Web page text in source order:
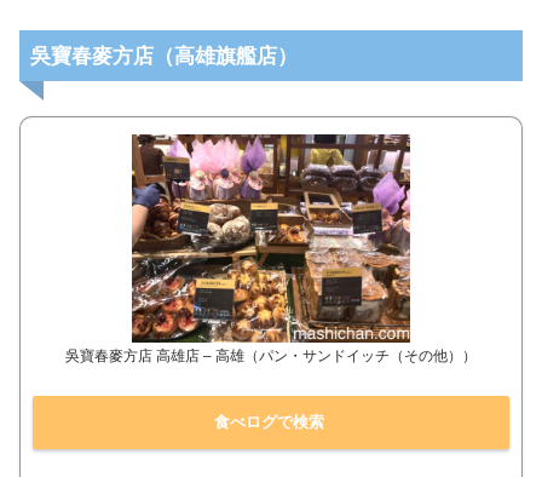
吳寶春麥方店（高雄旗艦店）
吳寶春麥方店 高雄店 – 高雄（パン・サンドイッチ（その他））
食べログで検索